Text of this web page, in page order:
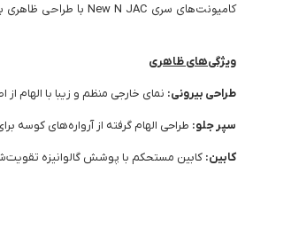
کامیونت‌های سری New N JAC با طراحی ظاهری به‌روز و آیرودینامیک، ترکیبی از زیبایی و کارایی را ارائه می‌دهند.
ویژگی‌های ظاهری
طراحی بیرونی: نمای خارجی منظم و زیبا با الهام
سپر جلو: طراحی الهام گرفته از آرواره‌های کوسه
کابین: کابین مستحکم با پوشش گالوانیزه تقویت‌شده و